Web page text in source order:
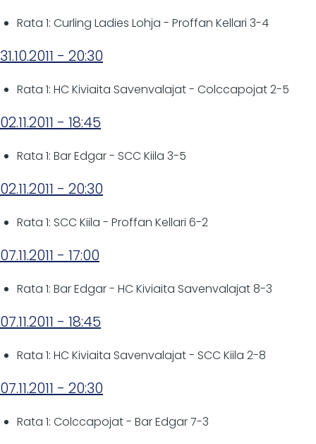
Rata 1: Curling Ladies Lohja - Proffan Kellari 3-4
31.10.2011 - 20:30
Rata 1: HC Kiviaita Savenvalajat - Colccapojat 2-5
02.11.2011 - 18:45
Rata 1: Bar Edgar - SCC Kiila 3-5
02.11.2011 - 20:30
Rata 1: SCC Kiila - Proffan Kellari 6-2
07.11.2011 - 17:00
Rata 1: Bar Edgar - HC Kiviaita Savenvalajat 8-3
07.11.2011 - 18:45
Rata 1: HC Kiviaita Savenvalajat - SCC Kiila 2-8
07.11.2011 - 20:30
Rata 1: Colccapojat - Bar Edgar 7-3